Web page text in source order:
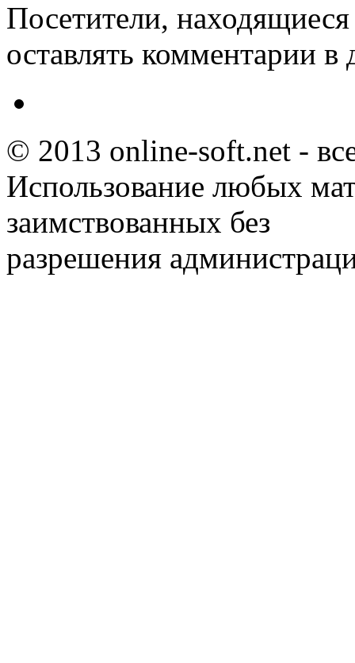
Посетители,
оставлять комментарии в
© 2013 online-soft.net -
Использование любых
заимствованных без
разрешения